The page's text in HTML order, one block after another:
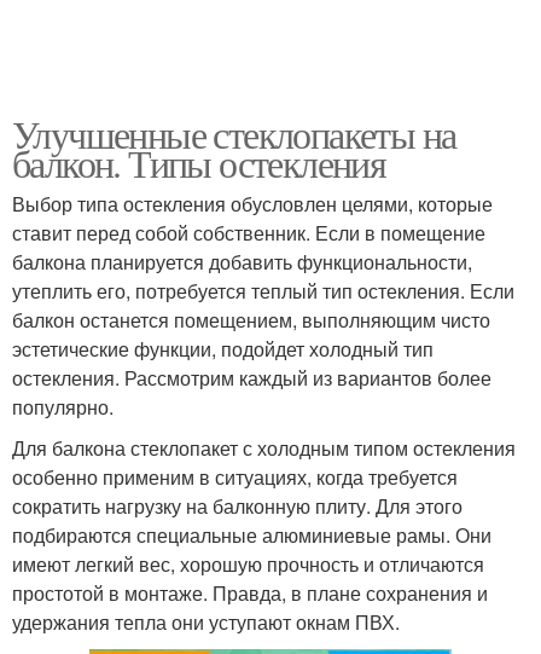
Улучшенные стеклопакеты на
балкон. Типы остекления
Выбор типа остекления обусловлен целями, которые
ставит перед собой собственник. Если в помещение
балкона планируется добавить функциональности,
утеплить его, потребуется теплый тип остекления. Если
балкон останется помещением, выполняющим чисто
эстетические функции, подойдет холодный тип
остекления. Рассмотрим каждый из вариантов более
популярно.
Для балкона стеклопакет с холодным типом остекления
особенно применим в ситуациях, когда требуется
сократить нагрузку на балконную плиту. Для этого
подбираются специальные алюминиевые рамы. Они
имеют легкий вес, хорошую прочность и отличаются
простотой в монтаже. Правда, в плане сохранения и
удержания тепла они уступают окнам ПВХ.